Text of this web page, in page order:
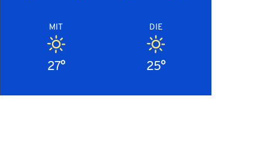
DIE
25°
MIT
27°